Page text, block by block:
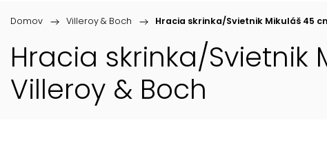
Domov / Villeroy & Boch / Hracia skrinka/Svietnik Mikuláš 45
Hracia skrinka/Svietnik
Villeroy & Boch